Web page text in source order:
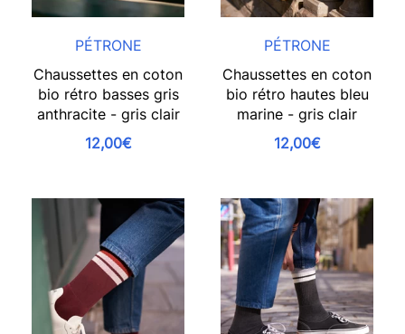
PÉTRONE
Chaussettes en coton
bio rétro basses gris
anthracite - gris clair
12,00€
PÉTRONE
Chaussettes en coton
bio rétro hautes bleu
marine - gris clair
12,00€